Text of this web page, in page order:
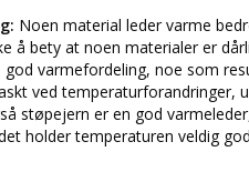
Noen material leder varme
å bety at noen materialer er
varmefordeling, noe som
ved temperaturforandringer,
støpejern er en god
holder temperaturen veldig